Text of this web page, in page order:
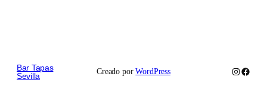
Bar Tapas
Sevilla
Creado porWordPress Instagram